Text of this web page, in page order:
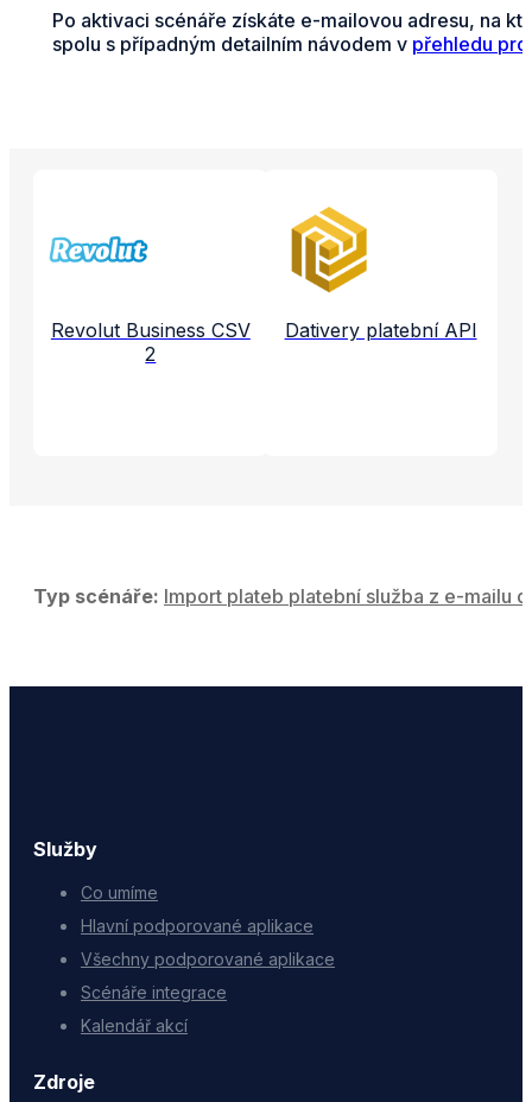
Po aktivaci scénáře získáte e-mailovou adresu, na
spolu s případným detailním návodem v přehledu
Propojené aplikace a služby
Revolut Business CSV
2
Dativery platební API
Typ scénáře: Import plateb platební služba z e-mailu
Služby
Co umíme
Hlavní podporované aplikace
Všechny podporované aplikace
Scénáře integrace
Kalendář akcí
Zdroje